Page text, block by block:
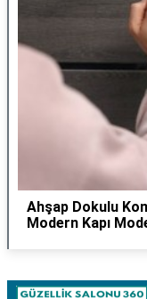
Ahşap Dokulu
Modern Kapı